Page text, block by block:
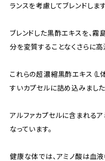
ランスを考慮してブレンドします
ブレンドした黒酢エキスを、
分を変質することなくさらに高
これらの超濃縮黒酢エキス（L
すいカプセルに詰め込みました
アルファカプセルに含まれる
なっています。
健康な体では、アミノ酸は血